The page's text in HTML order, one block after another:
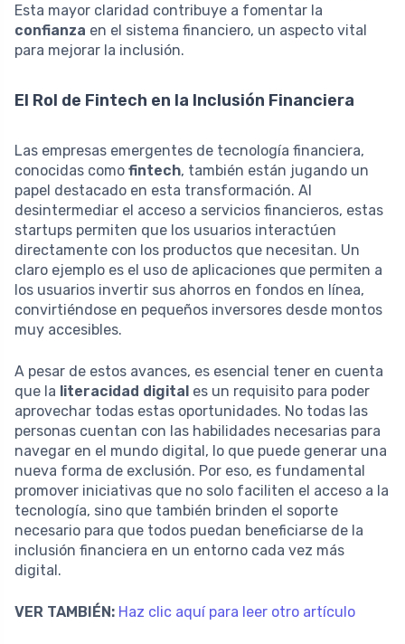
Esta mayor claridad contribuye a fomentar la
confianza en el sistema financiero, un aspecto vital
para mejorar la inclusión.
El Rol de Fintech en la Inclusión Financiera
Las empresas emergentes de tecnología financiera,
conocidas como fintech, también están jugando un
papel destacado en esta transformación. Al
desintermediar el acceso a servicios financieros, estas
startups permiten que los usuarios interactúen
directamente con los productos que necesitan. Un
claro ejemplo es el uso de aplicaciones que permiten a
los usuarios invertir sus ahorros en fondos en línea,
convirtiéndose en pequeños inversores desde montos
muy accesibles.
A pesar de estos avances, es esencial tener en cuenta
que la literacidad digital es un requisito para poder
aprovechar todas estas oportunidades. No todas las
personas cuentan con las habilidades necesarias para
navegar en el mundo digital, lo que puede generar una
nueva forma de exclusión. Por eso, es fundamental
promover iniciativas que no solo faciliten el acceso a la
tecnología, sino que también brinden el soporte
necesario para que todos puedan beneficiarse de la
inclusión financiera en un entorno cada vez más
digital.
VER TAMBIÉN: Haz clic aquí para leer otro artículo